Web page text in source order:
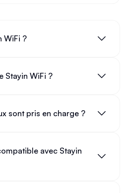
WiFi ?
Stayin WiFi ?
sont pris en charge ?
avec Stayin